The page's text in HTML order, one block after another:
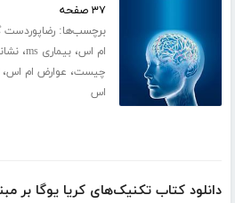
۳۷ صفحه
برچسب‌ها:رضاپوردست
ام اس،بیماری ms ،
چیست، عوارض ام اس،
اس
دانلود کتاب تکنیک‌های کریا یوگا بر